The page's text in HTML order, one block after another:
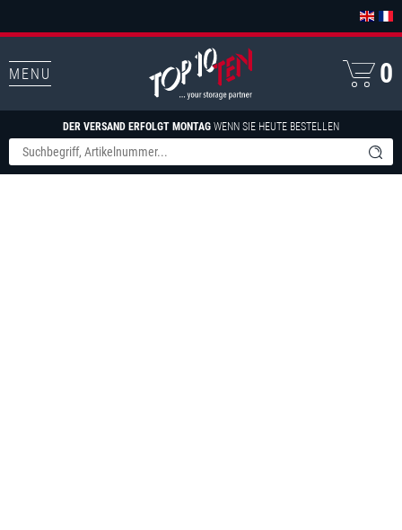
MENU
DER VERSAND ERFOLGT MONTAG WENN SIE HEUTE BESTELLEN
0